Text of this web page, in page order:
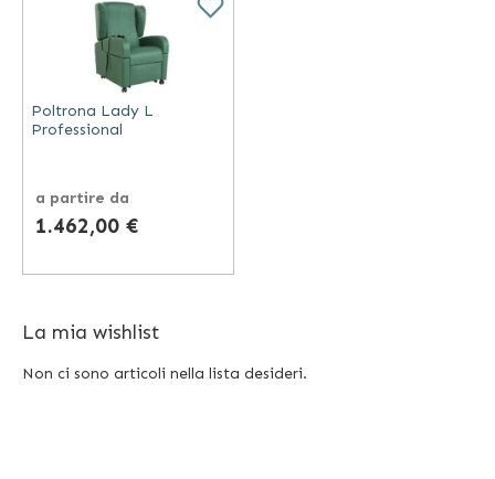
Poltrona Lady L
Professional
a partire da
1.462,00 €
La mia wishlist
Non ci sono articoli nella lista desideri.